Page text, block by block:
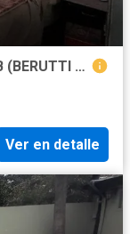
VENDO PH 5 AMB C/DEPTO DE 3 AMB (BERUTTI 5800) MAR DEL PLATA
Ver en detalle